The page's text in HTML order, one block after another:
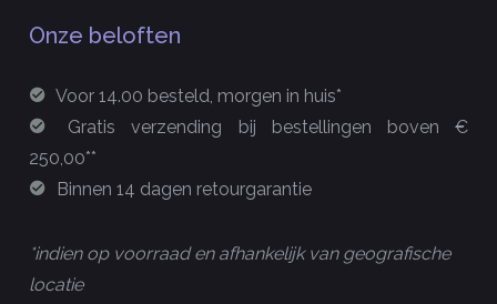
Onze beloften
Voor 14.00 besteld, morgen in huis*
Gratis verzending bij bestellingen boven €
250,00**
Binnen 14 dagen retourgarantie
*indien op voorraad en afhankelijk van geografische
locatie